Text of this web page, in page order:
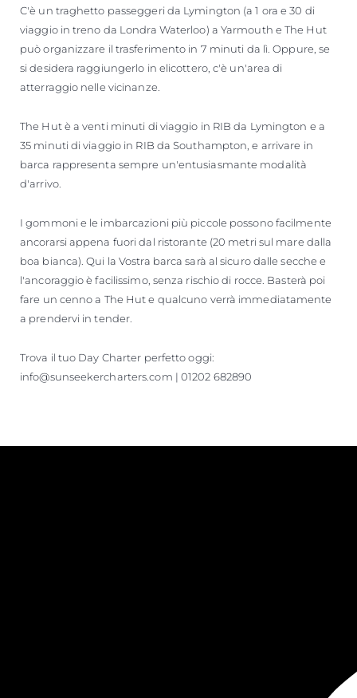
C'è un traghetto passeggeri da Lymington (a 1 ora e 30 di
viaggio in treno da Londra Waterloo) a Yarmouth e The Hut
può organizzare il trasferimento in 7 minuti da lì. Oppure, se
si desidera raggiungerlo in elicottero, c'è un'area di
atterraggio nelle vicinanze.
The Hut è a venti minuti di viaggio in RIB da Lymington e a
35 minuti di viaggio in RIB da Southampton, e arrivare in
barca rappresenta sempre un'entusiasmante modalità
d'arrivo.
I gommoni e le imbarcazioni più piccole possono facilmente
ancorarsi appena fuori dal ristorante (20 metri sul mare dalla
boa bianca). Qui la Vostra barca sarà al sicuro dalle secche e
l'ancoraggio è facilissimo, senza rischio di rocce. Basterà poi
fare un cenno a The Hut e qualcuno verrà immediatamente
a prendervi in tender.
Trova il tuo Day Charter perfetto oggi:
info@sunseekercharters.com | 01202 682890